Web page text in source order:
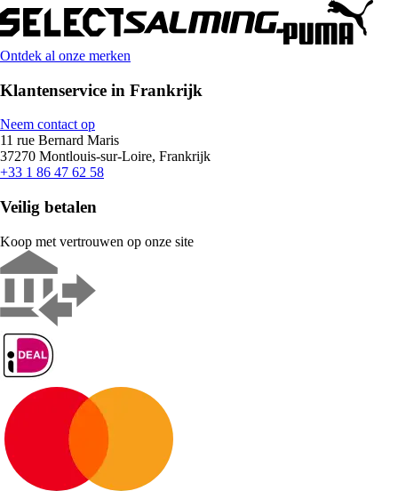
Ontdek al onze merken
Klantenservice in Frankrijk
Neem contact op
11 rue Bernard Maris
37270 Montlouis-sur-Loire, Frankrijk
+33 1 86 47 62 58
Veilig betalen
Koop met vertrouwen op onze site